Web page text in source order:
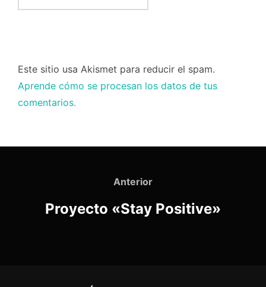
Este sitio usa Akismet para reducir el spam.
Aprende cómo se procesan los datos de tus
comentarios.
entradas
Anterior
Anterior
Proyecto «Stay Positive»